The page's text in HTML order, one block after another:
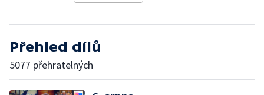
Přehled dílů
5077 přehratelných